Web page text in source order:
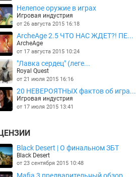
Нелепое оружие в играх
Игровая индустрия
от 26 августа 2015 16:18
ArcheAge 2.5 ЧТО НАС ЖДЕТ?! ПЕ...
ArcheAge
от 17 августа 2015 10:24
"Лавка сердец" (леге...
Royal Quest
от 21 июля 2015 16:16
20 НЕВЕРОЯТНЫХ фактов об игра...
Игровая индустрия
от 17 июля 2015 13:41
Black Desert | О финальном ЗБТ
Black Desert
от 23 сентября 2015 10:48
Mafia 3 предварительный обзор